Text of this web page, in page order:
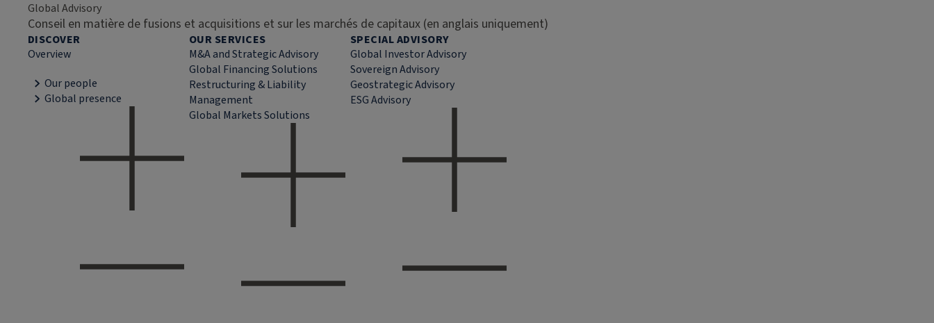
Global Advisory
Conseil en matière de fusions et acquisitions et sur les marchés de capitaux (en anglais uniquement)
DISCOVER
Overview
Our people
Global presence
OUR SERVICES
M&A and Strategic Advisory
Global Financing Solutions
Restructuring & Liability
Management
Global Markets Solutions
SPECIAL ADVISORY
Global Investor Advisory
Sovereign Advisory
Geostrategic Advisory
ESG Advisory